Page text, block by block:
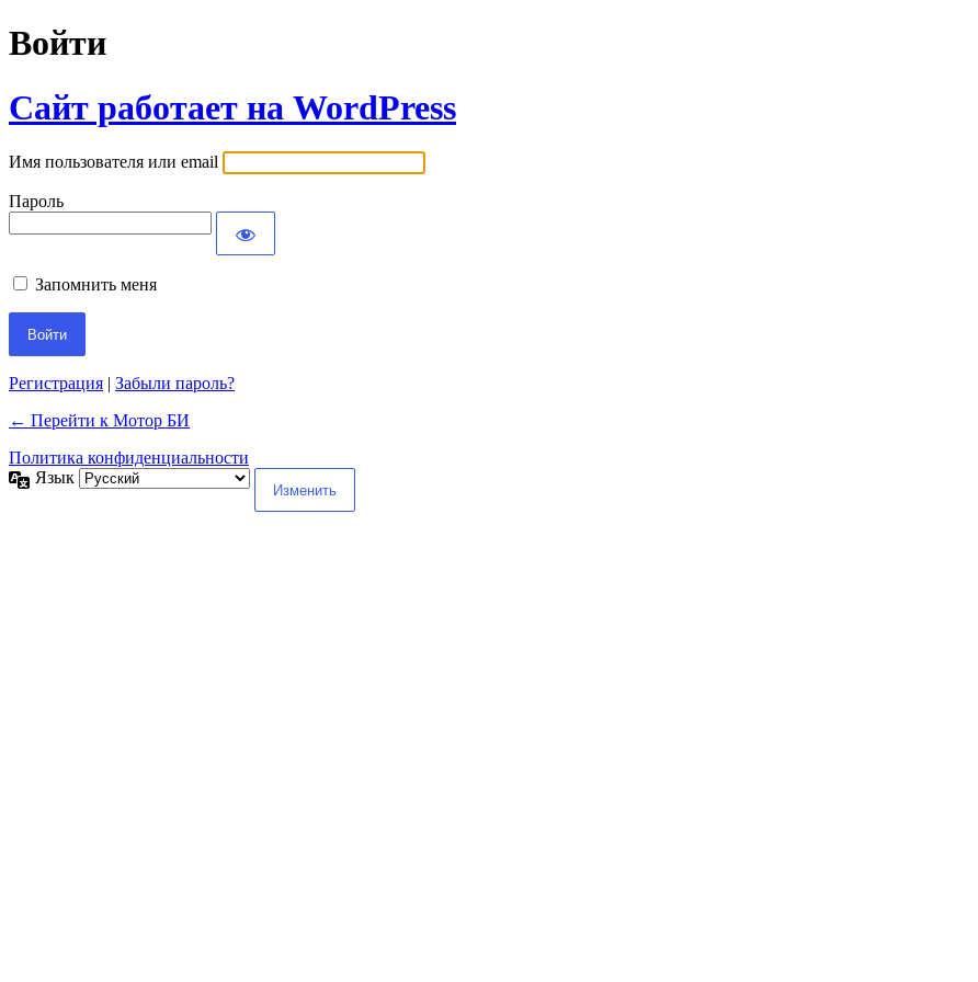
Войти
Сайт работает на WordPress
Имя пользователя или email
Пароль
Запомнить меня
Регистрация | Забыли пароль?
← Перейти к Мотор БИ
Политика конфиденциальности
Язык